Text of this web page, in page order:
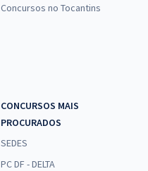
Concursos no Tocantins
CONCURSOS MAIS
PROCURADOS
SEDES
PC DF - DELTA